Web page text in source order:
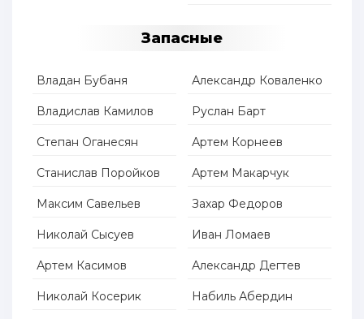
Запасные
Владан Бубаня
Владислав Камилов
Степан Оганесян
Станислав Поройков
Максим Савельев
Николай Сысуев
Артем Касимов
Николай Косерик
Александр Коваленко
Руслан Барт
Артем Корнеев
Артем Макарчук
Захар Федоров
Иван Ломаев
Александр Дегтев
Набиль Абердин